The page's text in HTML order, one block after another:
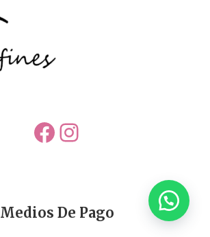
Facebook
Instagram
Medios De Pago